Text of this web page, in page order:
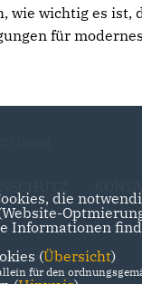
wie wichtig es ist,
für
die
Informationen
(Übersicht)
für den